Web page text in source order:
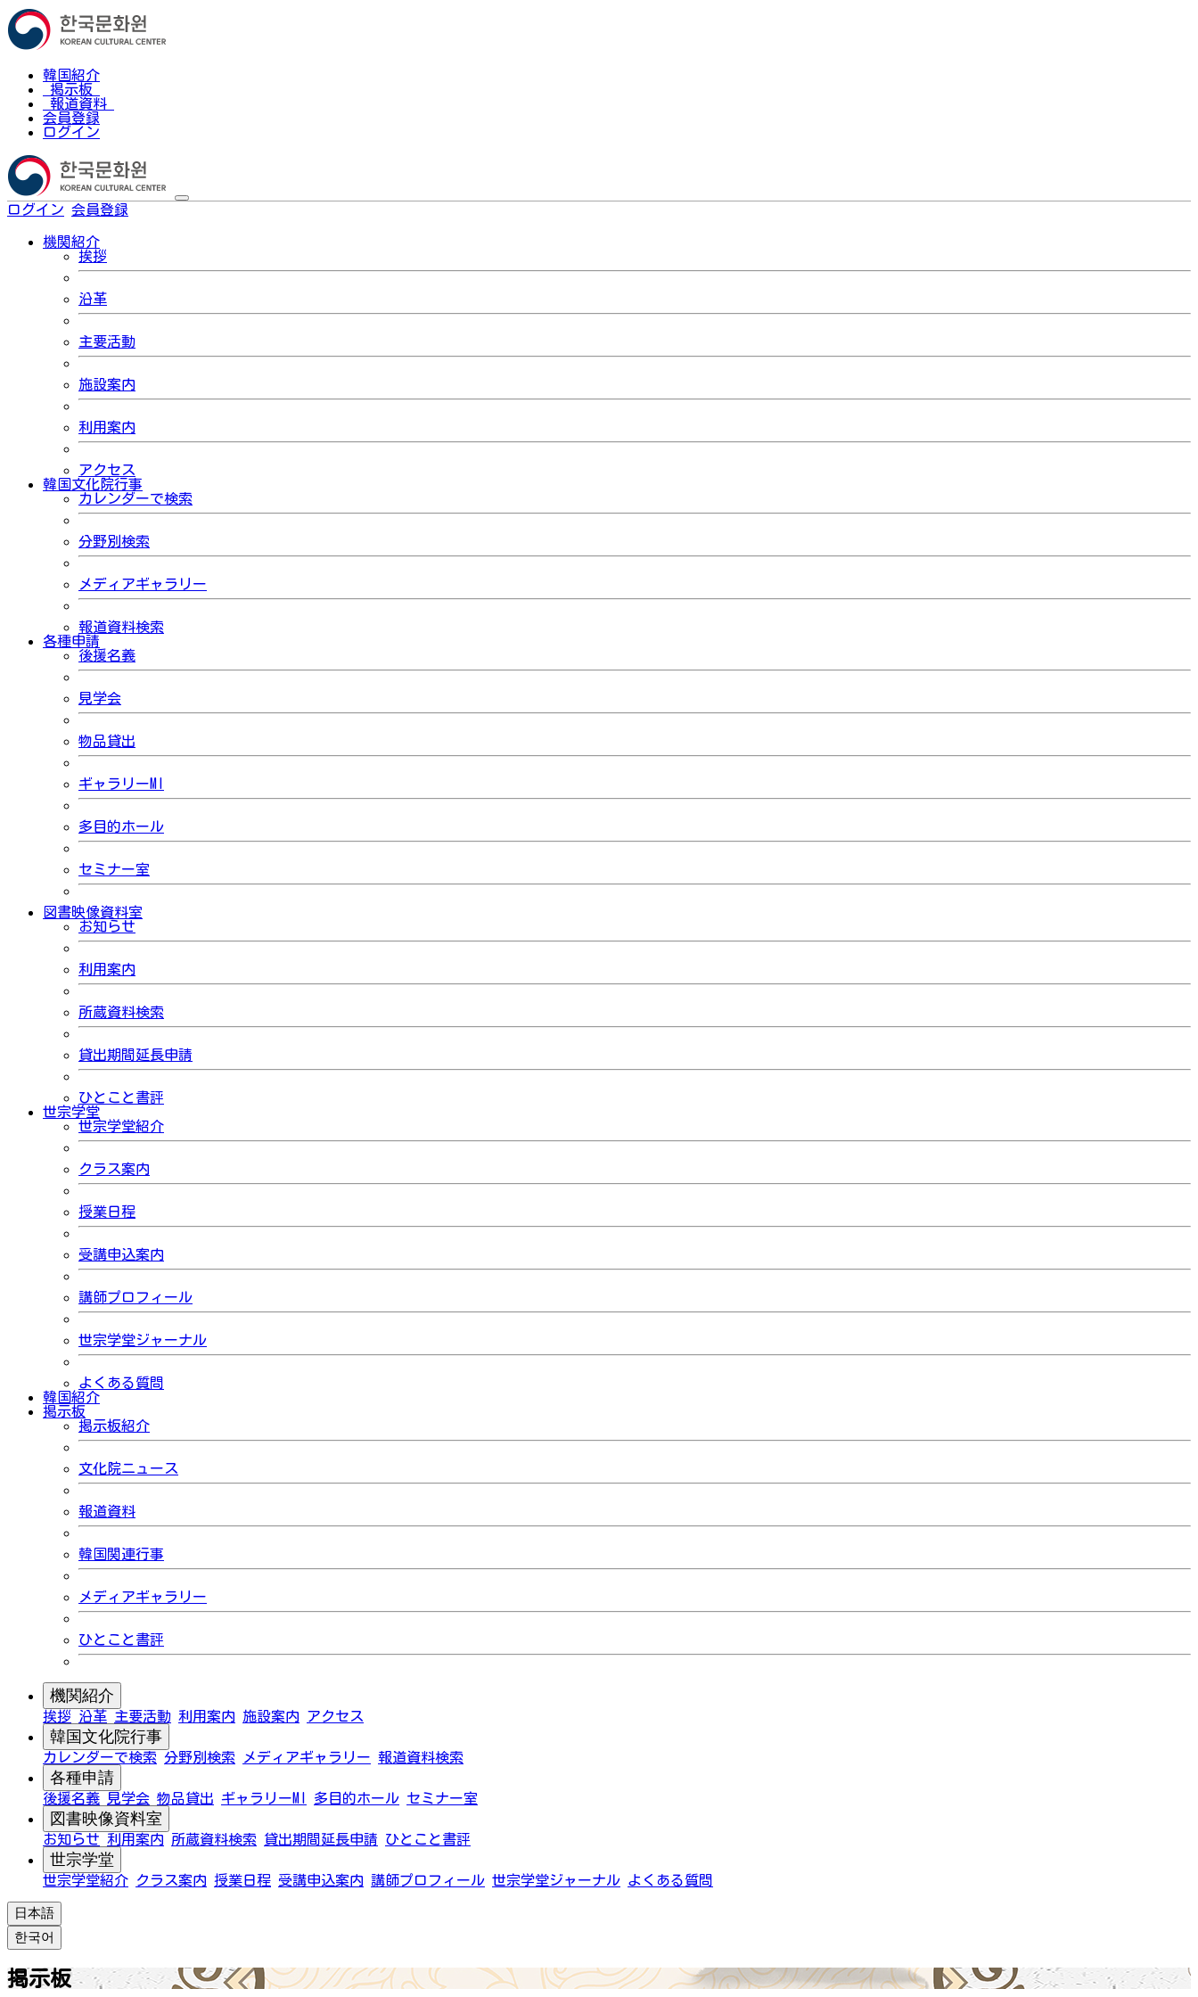
韓国紹介
掲示板
報道資料
会員登録
ログイン
ログイン 会員登録
機関紹介
挨拶
沿革
主要活動
施設案内
利用案内
アクセス
韓国文化院行事
カレンダーで検索
分野別検索
メディアギャラリー
報道資料検索
各種申請
後援名義
見学会
物品貸出
ギャラリーMI
多目的ホール
セミナー室
図書映像資料室
お知らせ
利用案内
所蔵資料検索
貸出期間延長申請
ひとこと書評
世宗学堂
世宗学堂紹介
クラス案内
授業日程
受講申込案内
講師プロフィール
世宗学堂ジャーナル
よくある質問
韓国紹介
掲示板
掲示板紹介
文化院ニュース
報道資料
韓国関連行事
メディアギャラリー
ひとこと書評
機関紹介
挨拶 沿革 主要活動 利用案内 施設案内 アクセス
韓国文化院行事
カレンダーで検索 分野別検索 メディアギャラリー 報道資料検索
各種申請
後援名義 見学会 物品貸出 ギャラリーMI 多目的ホール セミナー室
図書映像資料室
お知らせ 利用案内 所蔵資料検索 貸出期間延長申請 ひとこと書評
世宗学堂
世宗学堂紹介 クラス案内 授業日程 受講申込案内 講師プロフィール 世宗学堂ジャーナル よくある質問
日本語
한국어
掲示板